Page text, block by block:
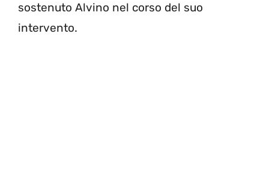
sostenuto Alvino nel corso del suo
intervento.